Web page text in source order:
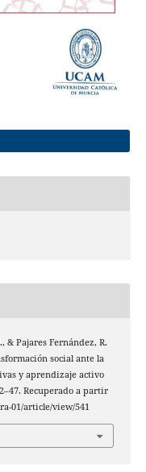
& Pajares Fernández, R.
social ante la
y aprendizaje activo
Recuperado a partir
01/article/view/541